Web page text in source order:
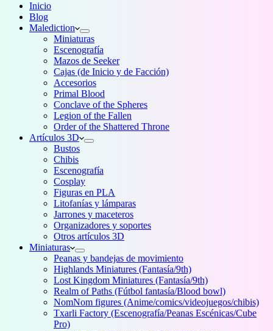
Inicio
Blog
Malediction
Miniaturas
Escenografía
Mazos de Seeker
Cajas (de Inicio y de Facción)
Accesorios
Primal Blood
Conclave of the Spheres
Legion of the Fallen
Order of the Shattered Throne
Artículos 3D
Bustos
Chibis
Escenografía
Cosplay
Figuras en PLA
Litofanías y lámparas
Jarrones y maceteros
Organizadores y soportes
Otros artículos 3D
Miniaturas
Peanas y bandejas de movimiento
Highlands Miniatures (Fantasía/9th)
Lost Kingdom Miniatures (Fantasía/9th)
Realm of Paths (Fútbol fantasía/Blood bowl)
NomNom figures (Anime/comics/videojuegos/chibis)
Txarli Factory (Escenografía/Peanas Escénicas/Cube
Pro)